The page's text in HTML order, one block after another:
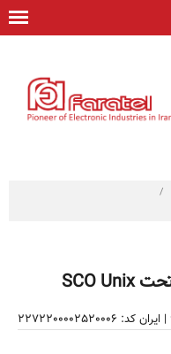
/
| ایران کد: 2272200002520006